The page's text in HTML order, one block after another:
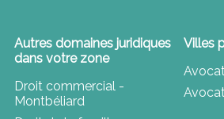
Autres domaines juridiques
dans votre zone
Droit commercial -
Montbéliard
Villes